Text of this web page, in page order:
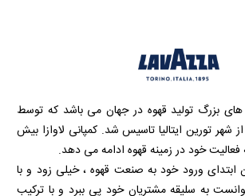
های بزرگ تولید قهوه در جهان می باشد که توسط
شهر تورین ایتالیا تاسیس شد. کمپانی لاوازا بیش
خود در زمینه قهوه ادامه می دهد.
ابتدای ورود خود به صنعت قهوه ، خیلی زود و با
به سلیقه مشتریان خود پی ببرد و با ترکیب